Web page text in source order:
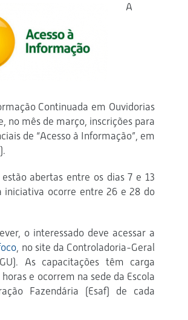
A
Continuada em Ouvidorias
no mês de março, inscrições para
de “Acesso à Informação”, em
abertas entre os dias 7 e 13
iniciativa ocorre entre 26 e 28 do
o interessado deve acessar a
, no site da Controladoria-Geral
As capacitações têm carga
e ocorrem na sede da Escola
Fazendária (Esaf) de cada